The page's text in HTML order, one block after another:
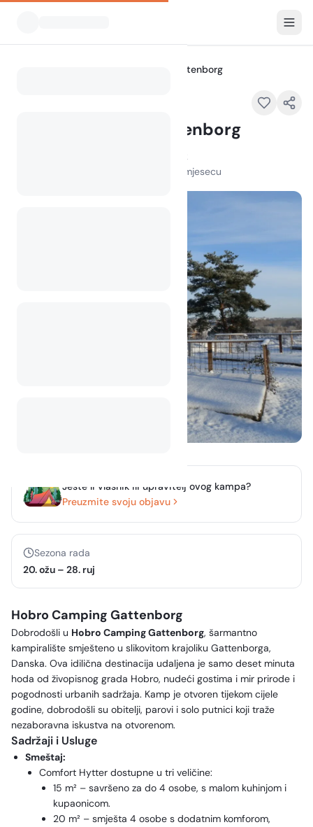
Hobro Camping Gattenborg
Hobro Camping Gattenborg
Gattenborg , 9500 Hobro , Denmark
pregleda u posljednjem mjesecu
Jeste li vlasnik ili upravitelj ovog kampa?
Preuzmite svoju objavu
Sezona rada
20. ožu – 28. ruj
Hobro Camping Gattenborg
Dobrodošli u Hobro Camping Gattenborg, šarmantno
kampiralište smješteno u slikovitom krajoliku Gattenborga,
Danska. Ova idilična destinacija udaljena je samo deset minuta
hoda od živopisnog grada Hobro, nudeći gostima i mir prirode i
pogodnosti urbanih sadržaja. Kamp je otvoren tijekom cijele
godine, dobrodošli su obitelji, parovi i solo putnici koji traže
nezaboravna iskustva na otvorenom.
Sadržaji i Usluge
Smeštaj:
Comfort Hytter dostupne u tri veličine:
15 m² – savršeno za do 4 osobe, s malom kuhinjom i
kupaonicom.
20 m² – smješta 4 osobe s dodatnim komforom,